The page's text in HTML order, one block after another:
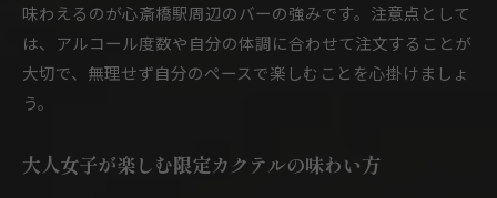
味わえるのが心斎橋駅周辺のバーの強みです。注意点として
は、アルコール度数や自分の体調に合わせて注文することが
大切で、無理せず自分のペースで楽しむことを心掛けましょ
う。
大人女子が楽しむ限定カクテルの味わい方